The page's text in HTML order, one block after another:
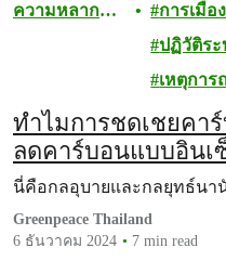
ความหลาก
การเมื
ปฏิวัติร
เหตุกา
ทำไมการชดเชยคา
ลดคาร์บอนแบบอินเ
ทางออกของวิกฤตโล
นี่คือกลอุบายและกลยุทธ์น
Greenpeace Thailand
6 ธันวาคม 2024
7 min read